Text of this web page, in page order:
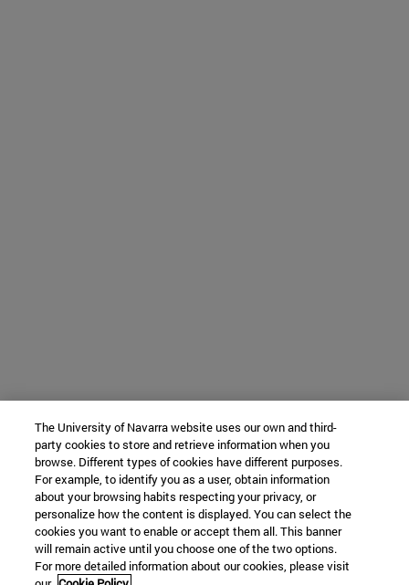
The University of Navarra website uses our own and third-
party cookies to store and retrieve information when you
browse. Different types of cookies have different purposes.
For example, to identify you as a user, obtain information
about your browsing habits respecting your privacy, or
personalize how the content is displayed. You can select the
cookies you want to enable or accept them all. This banner
will remain active until you choose one of the two options.
For more detailed information about our cookies, please visit